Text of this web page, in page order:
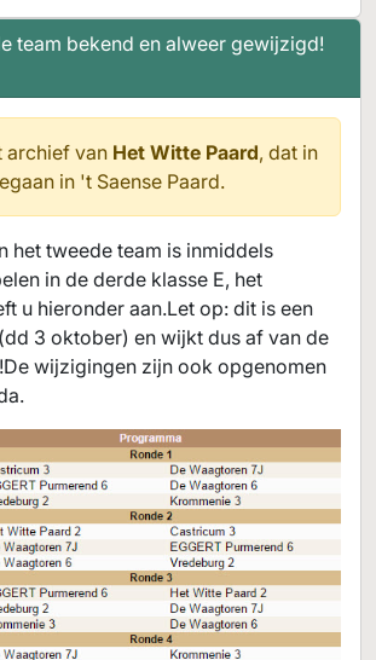
team bekend en alweer gewijzigd!
archief van Het Witte Paard, dat in
in 't Saense Paard.
het tweede team is inmiddels
in de derde klasse E, het
u hieronder aan.Let op: dit is een
3 oktober) en wijkt dus af van de
wijzigingen zijn ook opgenomen